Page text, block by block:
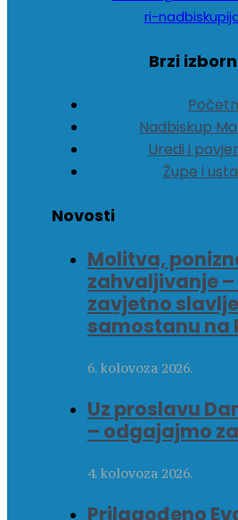
ri-
Brzi
Nadbiskup
Uredi i
Župe i
Novosti
Molitva,
zahvaljivanje –
zavjetno
samostanu na
6. kolovoza 2026.
Uz proslavu
– odgajajmo
4. kolovoza 2026.
Prilagođeno